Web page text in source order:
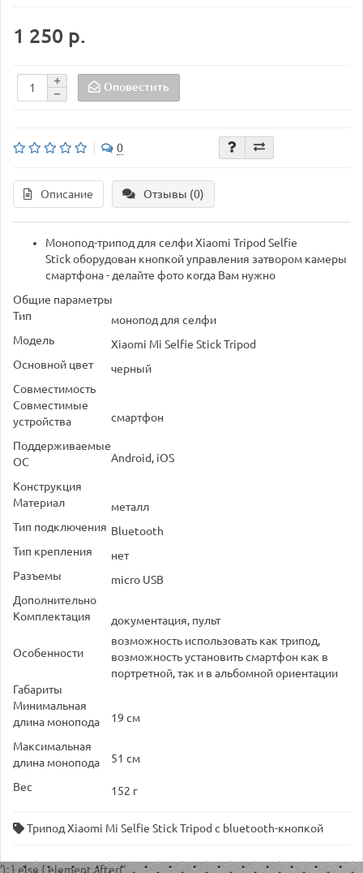
1 250 р.
Оповестить
0
Описание Отзывы (0)
Монопод-трипод для селфи Xiaomi Tripod Selfie
Stick оборудован кнопкой управления затвором камеры
смартфона - делайте фото когда Вам нужно
Общие параметры
Тип
монопод для селфи
Модель
Xiaomi Mi Selfie Stick Tripod
Основной цвет
черный
Совместимость
Совместимые
устройства
смартфон
Поддерживаемые
ОС
Android, iOS
Конструкция
Материал
металл
Тип подключения Bluetooth
Тип крепления
нет
Разъемы
micro USB
Дополнительно
Комплектация
документация, пульт
Особенности
возможность использовать как трипод,
возможность установить смартфон как в
портретной, так и в альбомной ориентации
Габариты
Минимальная
длина монопода
19 см
Максимальная
длина монопода
51 см
Вес 152 г
Трипод Xiaomi Mi Selfie Stick Tripod с bluetooth-кнопкой
'); } else { element.after('